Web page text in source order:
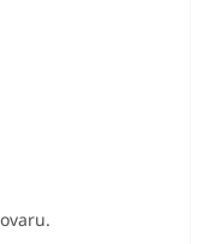
5 hviezdičiek.
5 hviezdičiek.